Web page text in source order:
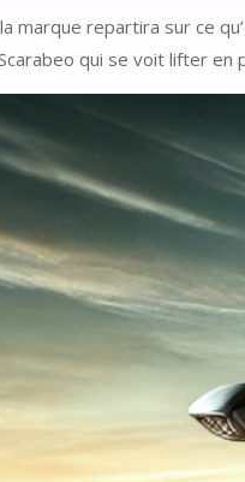
marque repartira sur ce
qui se voit lifter